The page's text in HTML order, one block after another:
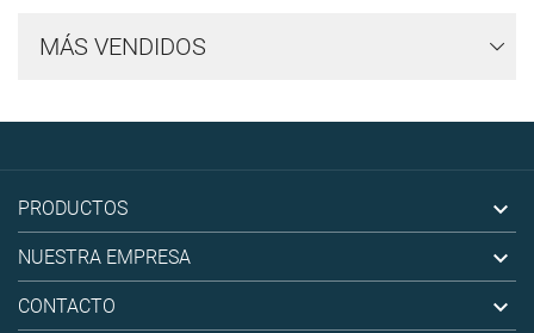
MÁS VENDIDOS
PRODUCTOS 
NUESTRA EMPRESA 
CONTACTO 